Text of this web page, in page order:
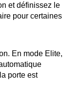
et définissez le
pour certaines
En mode Elite,
porte est